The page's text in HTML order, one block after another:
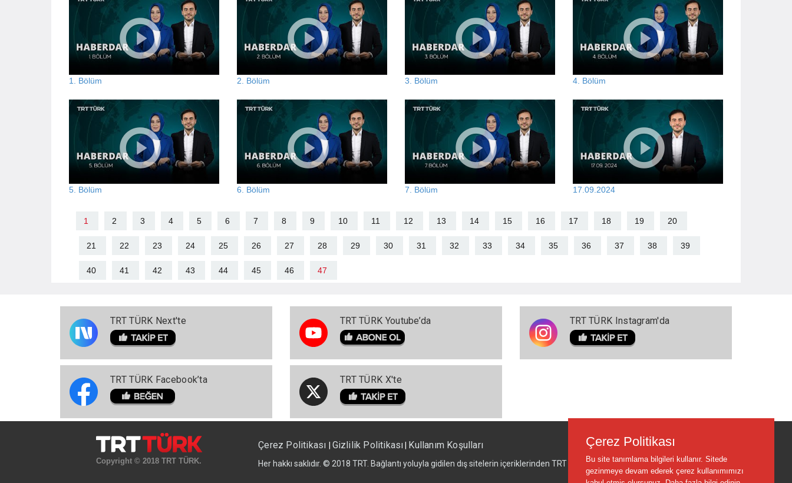
1. Bölüm 2. Bölüm 3. Bölüm 4. Bölüm
5. Bölüm 6. Bölüm 7. Bölüm 17.09.2024
1 2 3 4 5 6 7 8 9 10 11 12 13 14 15 16 17 18 19 20
21 22 23 24 25 26 27 28 29 30 31 32 33 34 35 36 37 38 39
40 41 42 43 44 45 46 47
TRT TÜRK Next'te
TRT TÜRK Facebook’ta
TRT TÜRK Youtube’da
TRT TÜRK X'te
TRT TÜRK Instagram'da
Copyright © 2018 TRT TÜRK.
Çerez Politikası Gizlilik Politikası Kullanım Koşulları
Her hakkı saklıdır. © 2018 TRT. Bağlantı yoluyla gidilen dış sitelerin içeriklerinden TRT sorumlu değildir.
Çerez Politikası
Bu site tanımlama bilgileri kullanır. Sitede
gezinmeye devam ederek çerez kullanımımızı